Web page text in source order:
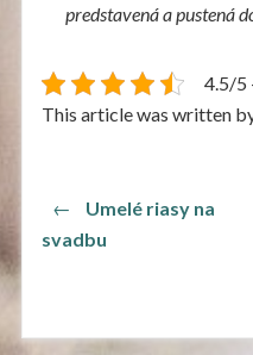
predstavená a pustená
4.5/5
This article was written
pro
←
Previous
post:
Umelé riasy na
svadbu